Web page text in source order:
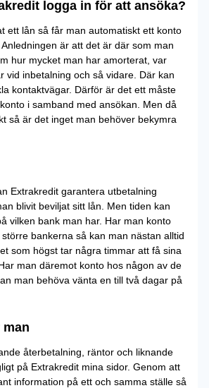
logga in för att ansöka?
ett lån så får man automatiskt ett konto
är att det är där som man
hur mycket man har amorterat, var
vid inbetalning och så vidare. Där kan
kontaktvägar. Därför är det ett måste
i samband med ansökan. Men då
så är det inget man behöver bekymra
Extrakredit garantera utbetalning
blivit beviljat sitt lån. Men tiden kan
vilken bank man har. Har man konto
bankerna så kan man nästan alltid
som högst tar några timmar att få sina
man däremot konto hos någon av de
man behöva vänta en till två dagar på
man
återbetalning, räntor och liknande
på Extrakredit mina sidor. Genom att
information på ett och samma ställe så